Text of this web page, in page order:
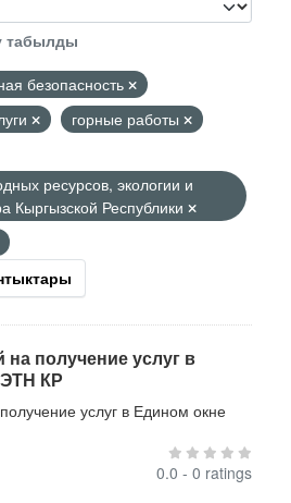
табылды
безопасность
горные работы
ресурсов, экологии и
Кыргызской Республики
получение услуг в
КР
услуг в Едином окне
0.0 - 0 ratings